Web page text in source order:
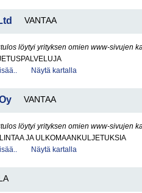
VANTAA
löytyi yrityksen omien www-sivujen
Näytä kartalla
VANTAA
löytyi yrityksen omien www-sivujen
JA ULKOMAANKULJETUKSIA
Näytä kartalla